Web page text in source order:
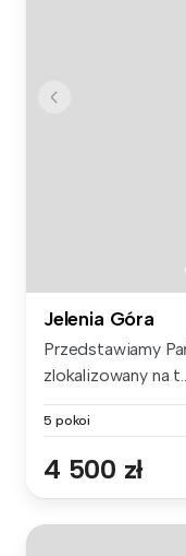
Jelenia Góra
Przedstawiamy
zlokalizowany na
5 pokoi
4 500 zł